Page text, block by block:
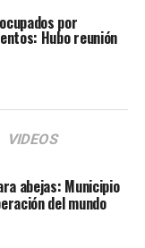
por
Hubo reunión
VIDEOS
abejas: Municipio
del mundo